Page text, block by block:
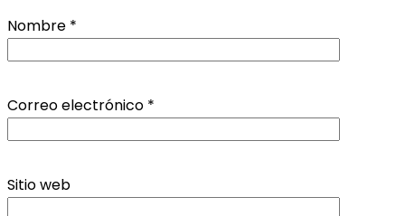
Nombre *
Correo electrónico *
Sitio web